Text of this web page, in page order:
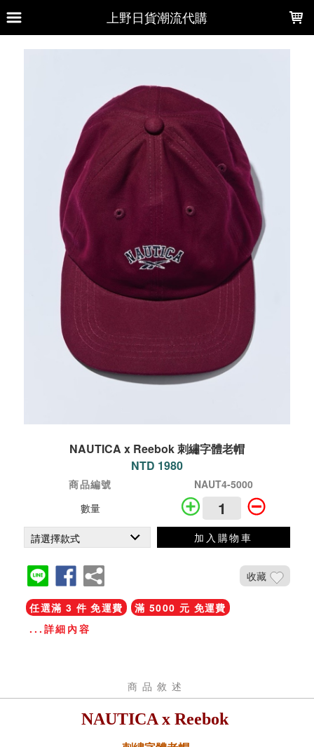
上野日貨潮流代購
NAUTICA x Reebok 刺繡字體老帽
NTD 1980
商品編號
NAUT4-5000
數量
加入購物車
收藏
任選滿 3 件 免運費
滿 5000 元 免運費
...詳細內容
商品敘述